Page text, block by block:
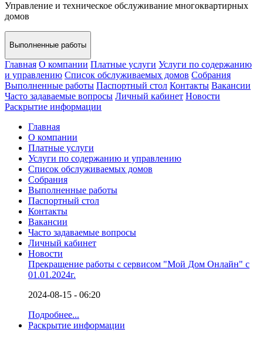
Управление и техническое обслуживание многоквартирных
домов
Выполненные работы
Главная О компании Платные услуги Услуги по содержанию
и управлению Список обслуживаемых домов Собрания
Выполненные работы Паспортный стол Контакты Вакансии
Часто задаваемые вопросы Личный кабинет Новости
Раскрытие информации
Главная
О компании
Платные услуги
Услуги по содержанию и управлению
Список обслуживаемых домов
Собрания
Выполненные работы
Паспортный стол
Контакты
Вакансии
Часто задаваемые вопросы
Личный кабинет
Новости
Прекращение работы с сервисом "Мой Дом Онлайн" с
01.01.2024г.
2024-08-15 - 06:20
Подробнее...
Раскрытие информации